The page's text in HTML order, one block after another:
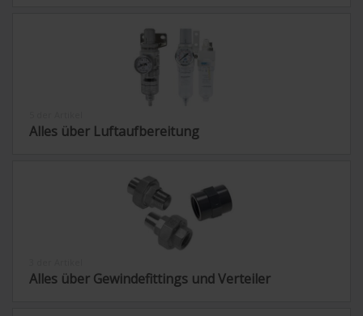
Alles über Luftaufbereitung
Alles über Gewindefittings und Verteiler